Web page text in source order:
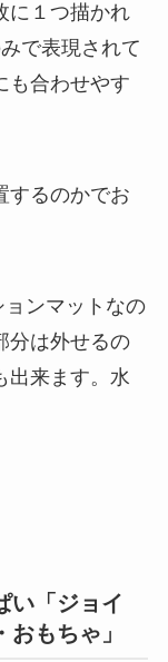
に１つ描かれ
で表現されて
も合わせやす
するのかでお
ンマットなの
分は外せるの
出来ます。水
い「ジョイ
もちゃ」